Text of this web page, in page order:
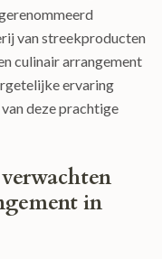
van streekproducten
culinair arrangement
ervaring
deze prachtige
in